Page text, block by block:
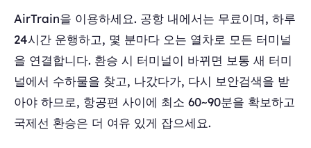
AirTrain을 이용하세요. 공항 내에서는 무료이며, 하루
24시간 운행하고, 몇 분마다 오는 열차로 모든 터미널
을 연결합니다. 환승 시 터미널이 바뀌면 보통 새 터미
널에서 수하물을 찾고, 나갔다가, 다시 보안검색을 받
아야 하므로, 항공편 사이에 최소 60~90분을 확보하고
국제선 환승은 더 여유 있게 잡으세요.